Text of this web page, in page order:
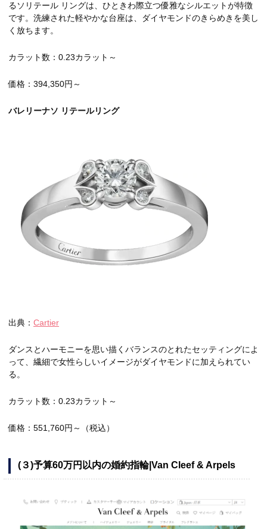
るソリテール リングは、ひときわ際立つ優雅なシルエットが特徴
です。洗練された軽やかな台座は、ダイヤモンドのきらめきを美し
く放ちます。
カラット数：0.23カラット～
価格： 394,350円～
バレリーナソ リテールリング
出典： Cartier
ダンスとハーモニーを思い描くバランスのとれたセッティングによ
って、繊細で女性らしいイメージがダイヤモンドに加えられてい
る。
カラット数：0.23カラット～
価格： 551,760円～（税込）
(３)予算60万円以内の婚約指輪|Van Cleef & Arpels